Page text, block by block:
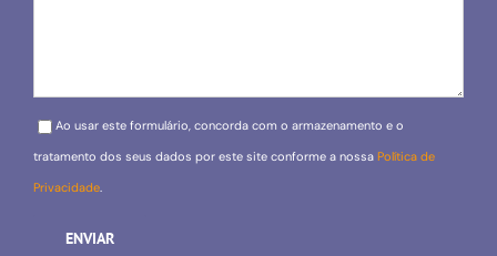
Please leave this field empty.
Ao usar este formulário, concorda com o armazenamento e o
tratamento dos seus dados por este site conforme a nossa Política de
Privacidade.